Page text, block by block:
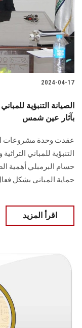
2024-04-17
بآثار عين شمس
عقدت وحدة مشروعات
التنبؤية للمباني
حسام البرمبلي أهمية
‏حماية المباني بشكل
اقرأ المزيد